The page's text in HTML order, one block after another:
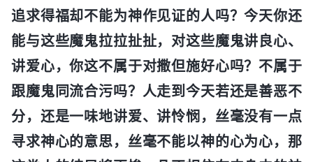
追求得福却不能为神作见证的人吗？今天你还
能与这些魔鬼拉拉扯扯，对这些魔鬼讲良心、
讲爱心，你这不属于对撒但施好心吗？不属于
跟魔鬼同流合污吗？人走到今天若还是善恶不
分，还是一味地讲爱、讲怜悯，丝毫没有一点
寻求神心的意思，丝毫不能以神的心为心，那